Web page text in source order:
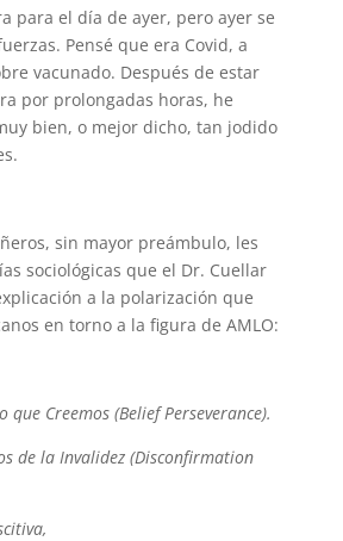
para el día de ayer, pero ayer se
Pensé que era Covid, a
vacunado. Después de estar
por prolongadas horas, he
bien, o mejor dicho, tan jodido
sin mayor preámbulo, les
sociológicas que el Dr. Cuellar
a la polarización que
en torno a la figura de AMLO:
que Creemos (Belief Perseverance).
de la Invalidez (Disconfirmation